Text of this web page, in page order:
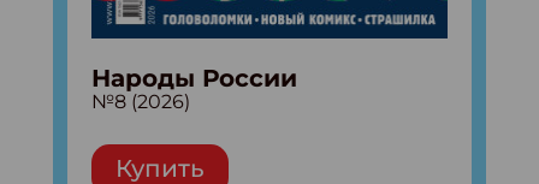
Народы России
№8 (2026)
Купить